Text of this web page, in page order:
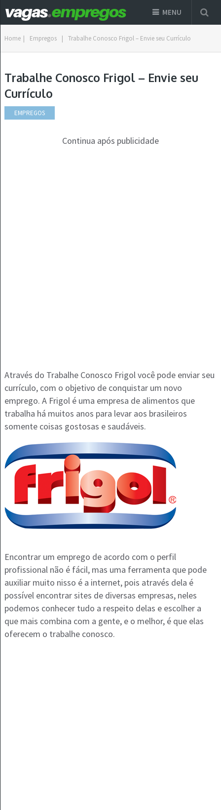
MENU
Home | Empregos | Trabalhe Conosco Frigol – Envie seu Currículo
Trabalhe Conosco Frigol – Envie seu
Currículo
EMPREGOS
Continua após publicidade
Através do Trabalhe Conosco Frigol você pode enviar seu
currículo, com o objetivo de conquistar um novo
emprego. A Frigol é uma empresa de alimentos que
trabalha há muitos anos para levar aos brasileiros
somente coisas gostosas e saudáveis.
Encontrar um emprego de acordo com o perfil
profissional não é fácil, mas uma ferramenta que pode
auxiliar muito nisso é a internet, pois através dela é
possível encontrar sites de diversas empresas, neles
podemos conhecer tudo a respeito delas e escolher a
que mais combina com a gente, e o melhor, é que elas
oferecem o trabalhe conosco.